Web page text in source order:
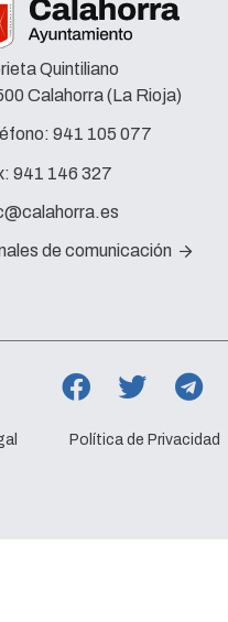
Quintiliano
Calahorra (La Rioja)
941 105 077
941 146 327
de comunicación
Política de Privacidad